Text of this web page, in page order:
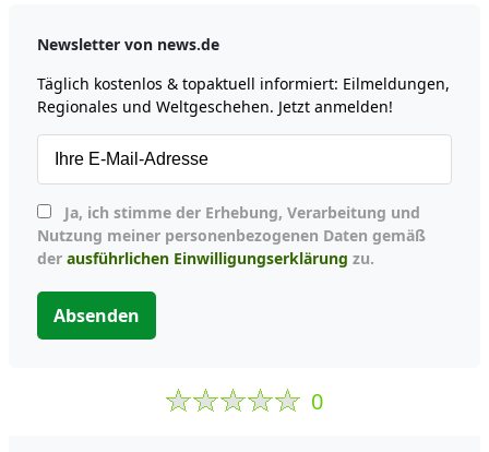
Newsletter von news.de
Täglich kostenlos & topaktuell informiert: Eilmeldungen,
Regionales und Weltgeschehen. Jetzt anmelden!
Nutzung meiner personenbezogenen Daten gemäß
der ausführlichen Einwilligungserklärung zu.
Absenden
0